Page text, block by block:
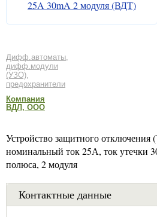
Дифф.автоматы,
дифф.модули
(УЗО),
предохранители
Компания
ВДЛ, ООО
Устройство защитного
номинальный ток 25А, ток утечки
полюса, 2 модуля
Контактные данные